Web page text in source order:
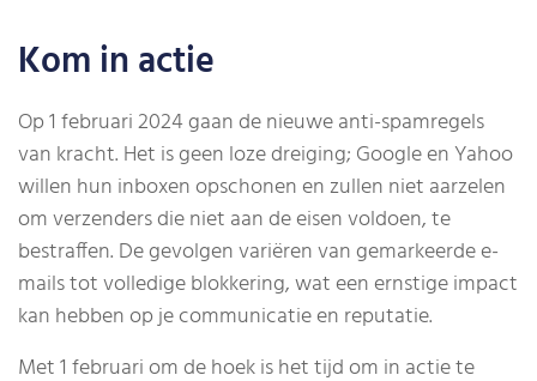
Kom in actie
Op 1 februari 2024 gaan de nieuwe anti-spamregels
van kracht. Het is geen loze dreiging; Google en Yahoo
willen hun inboxen opschonen en zullen niet aarzelen
om verzenders die niet aan de eisen voldoen, te
bestraffen. De gevolgen variëren van gemarkeerde e-
mails tot volledige blokkering, wat een ernstige impact
kan hebben op je communicatie en reputatie.
Met 1 februari om de hoek is het tijd om in actie te